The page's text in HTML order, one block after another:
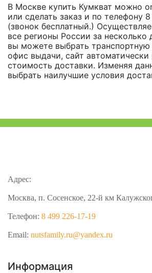
В Москве купить Кумкват можно
или сделать заказ и по телефону
(звонок бесплатный.)
все регионы России за несколько
вы можете выбрать
офис выдачи, сайт автоматически
стоимость доставки. Изменяя
выбрать наилучшие условия
Адрес:
Москва, п. Сосенское, 22-й км
Телефон: 8 499 226-17-19
Email: nutsfamily.ru@yandex.ru
Информация